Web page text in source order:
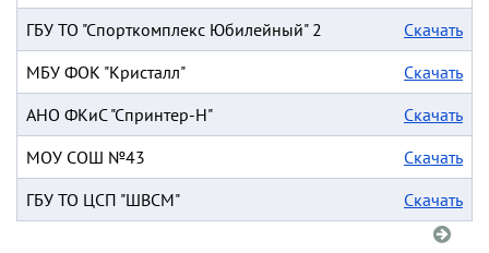
Скачать
ГБУ ТО "Спорткомплекс Юбилейный" 2
Скачать
МБУ ФОК "Кристалл"
Скачать
АНО ФКиС "Спринтер-Н"
Скачать
МОУ СОШ №43
Скачать
ГБУ ТО ЦСП "ШВСМ"